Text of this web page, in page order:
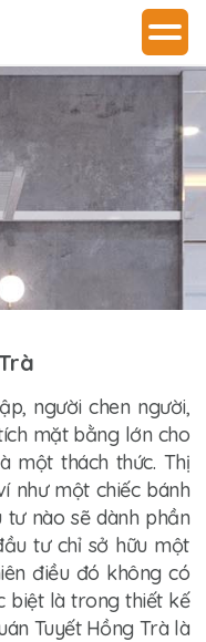
người chen người,
mặt bằng lớn cho
một thách thức. Thị
như một chiếc bánh
nào sẽ dành phần
tư chỉ sở hữu một
điều đó không có
biệt là trong thiết kế
Tuyết Hồng Trà là